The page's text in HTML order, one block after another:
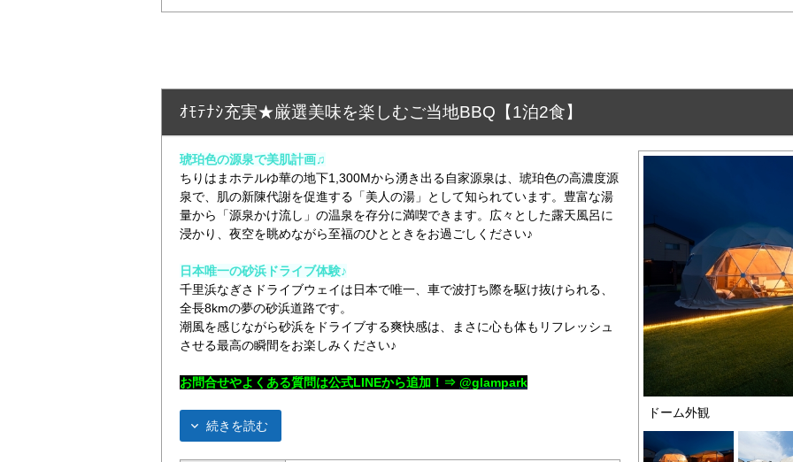
ｵﾓﾃﾅｼ充実★厳選美味を楽しむご当地BBQ【1泊2食】
琥珀色の源泉で美肌計画♫
ちりはまホテルゆ華の地下1,300Mから湧き出る自家源泉は、琥珀色の高濃度源
泉で、肌の新陳代謝を促進する「美人の湯」として知られています。豊富な湯
量から「源泉かけ流し」の温泉を存分に満喫できます。広々とした露天風呂に
浸かり、夜空を眺めながら至福のひとときをお過ごしください♪
日本唯一の砂浜ドライブ体験♪
千里浜なぎさドライブウェイは日本で唯一、車で波打ち際を駆け抜けられる、
全長8kmの夢の砂浜道路です。
潮風を感じながら砂浜をドライブする爽快感は、まさに心も体もリフレッシュ
させる最高の瞬間をお楽しみください♪
お問合せやよくある質問は公式LINEから追加！⇒ @glampark
続きを読む
ドーム外観